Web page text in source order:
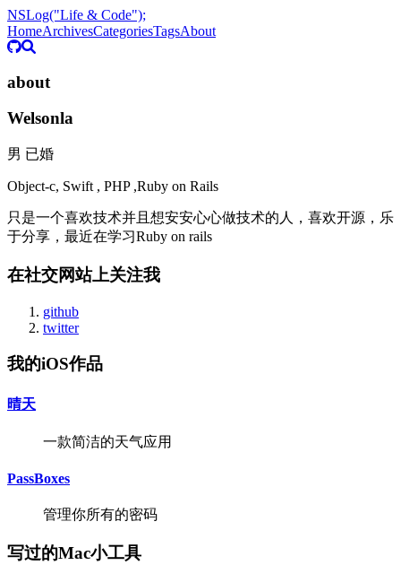
NSLog("Life & Code");
HomeArchivesCategoriesTagsAbout
about
Welsonla
男 已婚
Object-c, Swift , PHP ,Ruby on Rails
只是一个喜欢技术并且想安安心心做技术的人，喜欢开源，乐
于分享，最近在学习Ruby on rails
在社交网站上关注我
github
twitter
我的iOS作品
晴天
一款简洁的天气应用
PassBoxes
管理你所有的密码
写过的Mac小工具